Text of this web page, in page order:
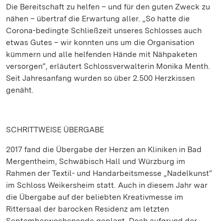
Die Bereitschaft zu helfen – und für den guten Zweck zu
nähen – übertraf die Erwartung aller. „So hatte die
Corona-bedingte Schließzeit unseres Schlosses auch
etwas Gutes – wir konnten uns um die Organisation
kümmern und alle helfenden Hände mit Nähpaketen
versorgen“, erläutert Schlossverwalterin Monika Menth.
Seit Jahresanfang wurden so über 2.500 Herzkissen
genäht.
SCHRITTWEISE ÜBERGABE
2017 fand die Übergabe der Herzen an Kliniken in Bad
Mergentheim, Schwäbisch Hall und Würzburg im
Rahmen der Textil- und Handarbeitsmesse „Nadelkunst“
im Schloss Weikersheim statt. Auch in diesem Jahr war
die Übergabe auf der beliebten Kreativmesse im
Rittersaal der barocken Residenz am letzten